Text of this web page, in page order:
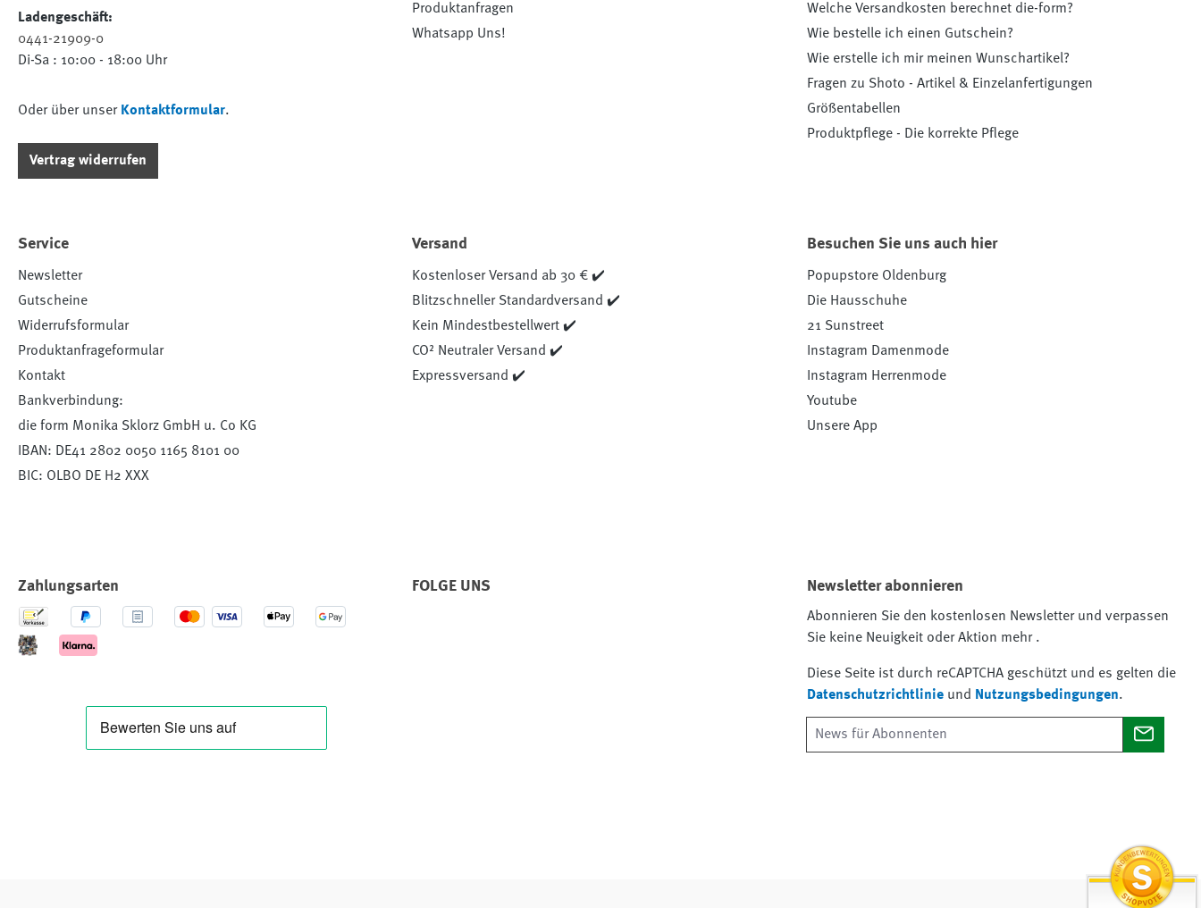
Ladengeschäft:
0441-21909-0
Di-Sa : 10:00 - 18:00 Uhr
Oder über unser Kontaktformular.
Vertrag widerrufen
Produktanfragen
Whatsapp Uns!
Welche Versandkosten berechnet die-form?
Wie bestelle ich einen Gutschein?
Wie erstelle ich mir meinen Wunschartikel?
Fragen zu Shoto - Artikel & Einzelanfertigungen
Größentabellen
Produktpflege - Die korrekte Pflege
Service
Newsletter
Gutscheine
Widerrufsformular
Produktanfrageformular
Kontakt
Bankverbindung:
die form Monika Sklorz GmbH u. Co KG
IBAN: DE41 2802 0050 1165 8101 00
BIC: OLBO DE H2 XXX
Versand
Kostenloser Versand ab 30 € ✔️
Blitzschneller Standardversand ✔️
Kein Mindestbestellwert ✔️
CO² Neutraler Versand ✔️
Expressversand ✔️
Besuchen Sie uns auch hier
Popupstore Oldenburg
Die Hausschuhe
21 Sunstreet
Instagram Damenmode
Instagram Herrenmode
Youtube
Unsere App
Zahlungsarten FOLGE UNS Newsletter abonnieren
Abonnieren Sie den kostenlosen Newsletter und verpassen
Sie keine Neuigkeit oder Aktion mehr .
Diese Seite ist durch reCAPTCHA geschützt und es gelten die
Datenschutzrichtlinieund Nutzungsbedingungen.